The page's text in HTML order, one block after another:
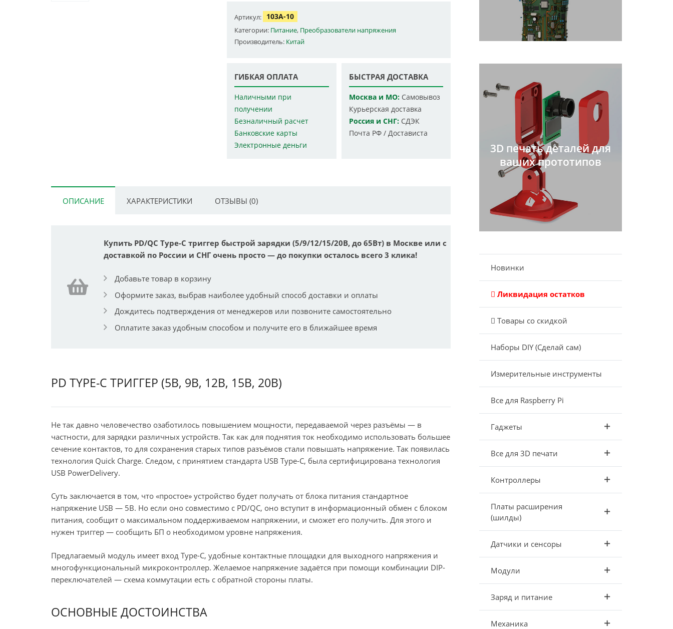
Артикул: 103A-10
Категории: Питание, Преобразователи напряжения
Производитель: Китай
ГИБКАЯ ОПЛАТА
Наличными при
получении
Безналичный расчет
Банковские карты
Электронные деньги
БЫСТРАЯ ДОСТАВКА
Москва и МО:Самовывоз
Курьерская доставка
Россия и СНГ:СДЭК
Почта РФ / Достависта
ОПИСАНИЕ ХАРАКТЕРИСТИКИ ОТЗЫВЫ (0)
Купить PD/QC Type-C триггер быстрой зарядки (5/9/12/15/20В, до 65Вт) в Москве или с
доставкой по России и СНГ очень просто — до покупки осталось всего 3 клика!
Добавьте товар в корзину
Оформите заказ, выбрав наиболее удобный способ доставки и оплаты
Дождитесь подтверждения от менеджеров или позвоните самостоятельно
Оплатите заказ удобным способом и получите его в ближайшее время
PD TYPE-C ТРИГГЕР (5В, 9В, 12В, 15В, 20В)
Не так давно человечество озаботилось повышением мощности, передаваемой через разъёмы — в
частности, для зарядки различных устройств. Так как для поднятия ток необходимо использовать большее
сечение контактов, то для сохранения старых типов разъёмов стали повышать напряжение. Так появилась
технология Quick Charge. Следом, с принятием стандарта USB Type-C, была сертифицирована технология
USB PowerDelivery.
Суть заключается в том, что «простое» устройство будет получать от блока питания стандартное
напряжение USB — 5В. Но если оно совместимо с PD/QC, оно вступит в информационный обмен с блоком
питания, сообщит о максимальном поддерживаемом напряжении, и сможет его получить. Для этого и
нужен триггер — сообщить БП о необходимом уровне напряжения.
Предлагаемый модуль имеет вход Type-C, удобные контактные площадки для выходного напряжения и
многофункциональный микроконтроллер. Желаемое напряжение задаётся при помощи комбинации DIP-
переключателей — схема коммутации есть с обратной стороны платы.
ОСНОВНЫЕ ДОСТОИНСТВА
3D печать деталей для
ваших прототипов
Новинки
Ликвидация остатков
Товары со скидкой
Наборы DIY (Сделай сам)
Измерительные инструменты
Все для Raspberry Pi
Гаджеты
Все для 3D печати
Контроллеры
Платы расширения
(шилды)
Датчики и сенсоры
Модули
Заряд и питание
Механика